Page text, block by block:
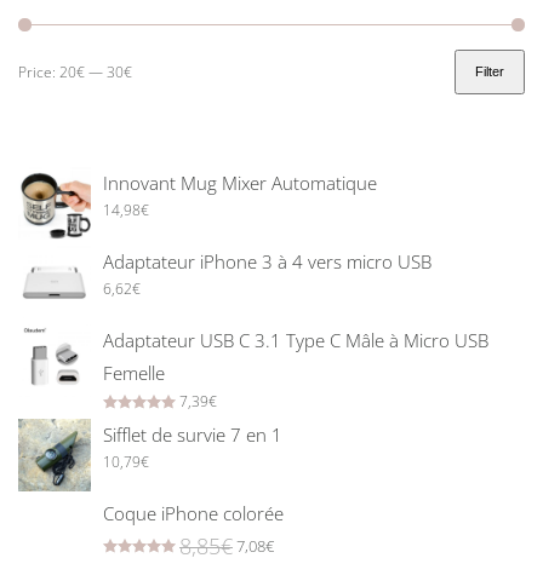
Filter
Price: 20€—30€
Innovant Mug Mixer Automatique
14,98€
Adaptateur iPhone 3 à 4 vers micro USB
6,62€
Adaptateur USB C 3.1 Type C Mâle à Micro USB
Femelle
Rated5.00
7,39€
Sifflet de survie 7 en 1
10,79€
Coque iPhone colorée
Rated5.00out of 5
8,85€7,08€